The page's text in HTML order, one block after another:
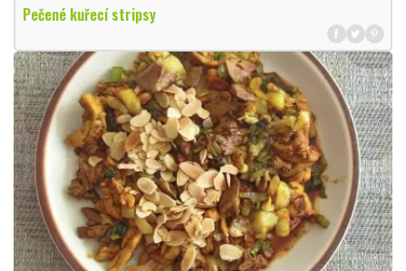
Pečené kuřecí stripsy